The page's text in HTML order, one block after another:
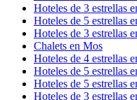
Hoteles de 3 estrellas
Hoteles de 5 estrellas
Hoteles de 3 estrellas
Chalets en Mos
Hoteles de 4 estrellas
Hoteles de 5 estrellas
Hoteles de 5 estrellas
Hoteles de 3 estrellas